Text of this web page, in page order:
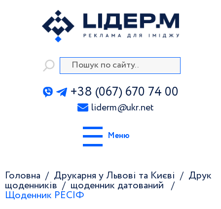
+38 (067) 670 74 00
liderm@ukr.net
Меню
Головна Друкарня у Львові та Києві
Друк
щоденників
щоденник датований
Щоденник РЕСІФ